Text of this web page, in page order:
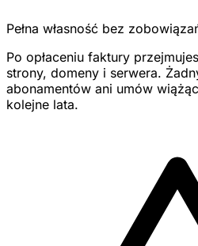
Pełna własność bez
Po opłaceniu faktury
strony, domeny i serwera.
abonamentów ani umów
kolejne lata.